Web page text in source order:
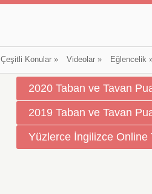
Çeşitli Konular» Videolar» Eğlencelik
2020 Taban ve Tavan
2019 Taban ve Tavan
Yüzlerce İngilizce Online